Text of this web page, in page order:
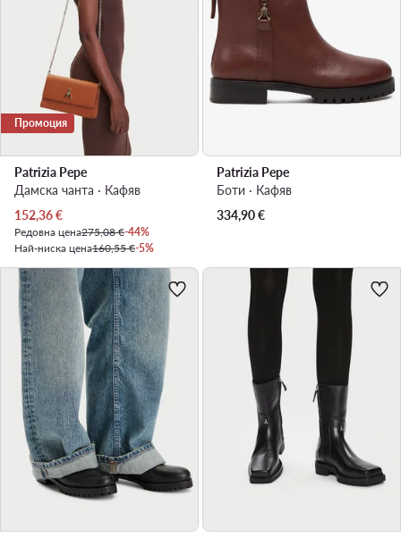
Промоция
Patrizia Pepe
Дамска чанта · Кафяв
Актуална цена
152,36€
Редовна цена275,08 €-44%
Най-ниска цена160,55 €-5%
Patrizia Pepe
Боти · Кафяв
334,90€